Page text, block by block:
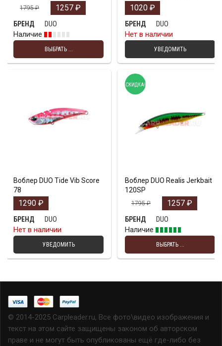
1795₽ 1257 ₽
БРЕНД
DUO
Наличие
ВЫБРАТЬ ...
1020 ₽
БРЕНД
DUO
Нет в наличии
УВЕДОМИТЬ
Воблер DUO Tide Vib Score
78
1290 ₽
БРЕНД
DUO
Нет в наличии
УВЕДОМИТЬ
Воблер DUO Realis Jerkbait
120SP
1795₽ 1257 ₽
БРЕНД
DUO
Наличие
ВЫБРАТЬ ...
СКИДКА!
© 2014-2025 Carpleader.ru, Все фото\видео изображения и
текст на этом сайте защищены законом об авторском
праве и не могут быть опубликованы ещё где-либо без